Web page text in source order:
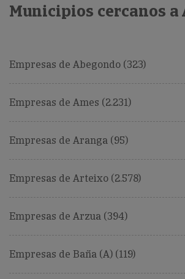
Municipios cercanos a
Empresas de Abegondo (323)
Empresas de Ames (2.231)
Empresas de Aranga (95)
Empresas de Arteixo (2.578)
Empresas de Arzua (394)
Empresas de Baña (A) (119)